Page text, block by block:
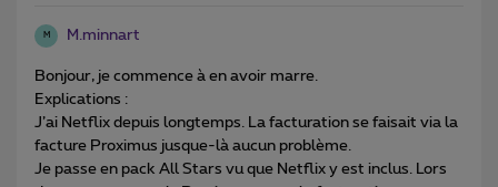
M M.minnart
Bonjour, je commence à en avoir marre.
Explications :
J’ai Netflix depuis longtemps. La facturation se faisait via la
facture Proximus jusque-là aucun problème.
Je passe en pack All Stars vu que Netflix y est inclus. Lors